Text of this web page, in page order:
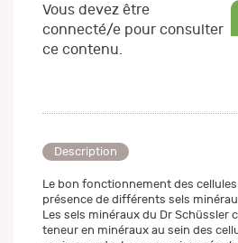
Vous devez être
connecté/e pour consulter
ce contenu.
Description
Le bon fonctionnement des
présence de différents sels
Les sels minéraux du Dr Schüssler
teneur en minéraux au sein des